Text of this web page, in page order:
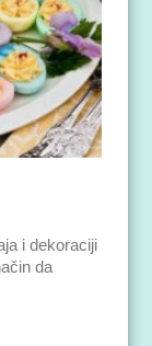
i dekoraciji
da